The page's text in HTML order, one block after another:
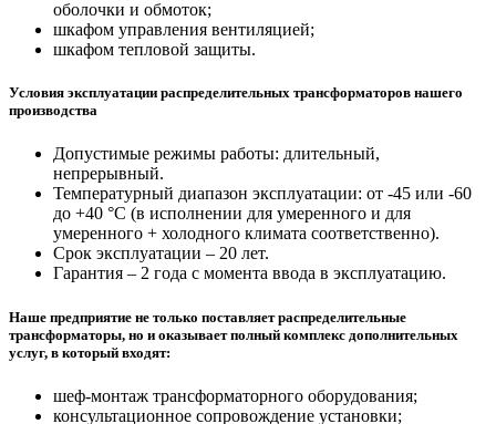
оболочки и обмоток;
шкафом управления вентиляцией;
шкафом тепловой защиты.
Условия эксплуатации распределительных трансформаторов нашего
производства
Допустимые режимы работы: длительный,
непрерывный.
Температурный диапазон эксплуатации: от -45 или -60
до +40 °С (в исполнении для умеренного и для
умеренного + холодного климата соответственно).
Срок эксплуатации – 20 лет.
Гарантия – 2 года с момента ввода в эксплуатацию.
Наше предприятие не только поставляет распределительные
трансформаторы, но и оказывает полный комплекс дополнительных
услуг, в который входят:
шеф-монтаж трансформаторного оборудования;
консультационное сопровождение установки;